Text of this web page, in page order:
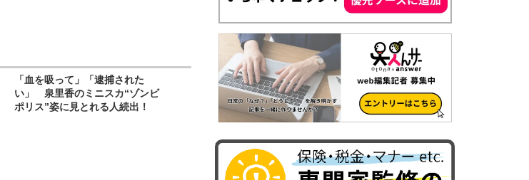
「血を吸って」「逮捕された
い」 泉里香のミニスカ“ゾンビ
ポリス”姿に見とれる人続出！